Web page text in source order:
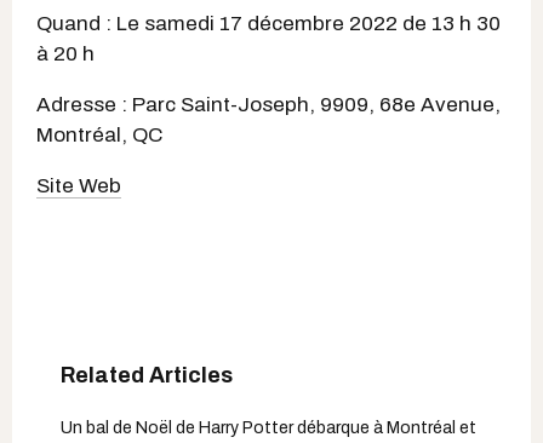
Quand : Le samedi 17 décembre 2022 de 13 h 30
à 20 h
Adresse : Parc Saint-Joseph, 9909, 68e Avenue,
Montréal, QC
Site Web
Un bal de Noël de Harry Potter débarque à Montréal et